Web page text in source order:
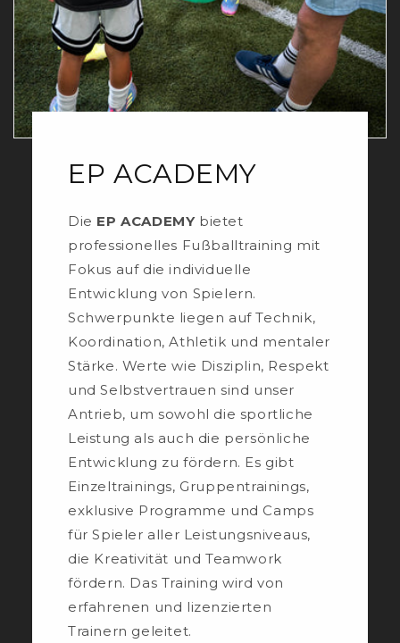
EP ACADEMY
Die EP ACADEMYbietet
professionelles Fußballtraining mit
Fokus auf die individuelle
Entwicklung von Spielern.
Schwerpunkte liegen auf Technik,
Koordination, Athletik und mentaler
Stärke. Werte wie Disziplin, Respekt
und Selbstvertrauen sind unser
Antrieb, um sowohl die sportliche
Leistung als auch die persönliche
Entwicklung zu fördern. Es gibt
Einzeltrainings, Gruppentrainings,
exklusive Programme und Camps
für Spieler aller Leistungsniveaus,
die Kreativität und Teamwork
fördern. Das Training wird von
erfahrenen und lizenzierten
Trainern geleitet.